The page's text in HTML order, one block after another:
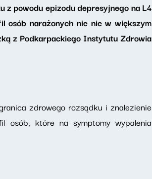
z powodu epizodu depresyjnego na L4
osób narażonych nie nie w większym
z Podkarpackiego Instytutu Zdrowia
zdrowego rozsądku i znalezienie
osób, które na symptomy wypalenia